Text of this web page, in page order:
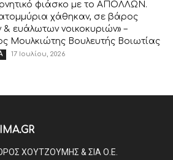
φιάσκο με το ΑΠΟΛΛΩΝ.
χάθηκαν, σε βάρος
ευάλωτων νοικοκυριών» –
Μουλκιώτης Βουλευτής Βοιωτίας
17 Ιουλίου, 2026
ΧΟΥΤΖΟΥΜΗΣ & ΣΙΑ Ο.Ε.